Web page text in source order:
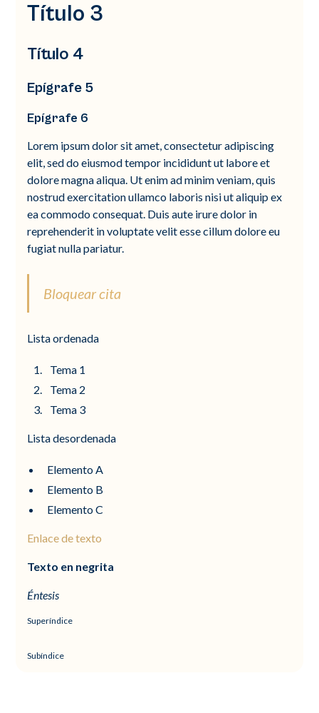
Título 3
Título 4
Epígrafe 5
Epígrafe 6
Lorem ipsum dolor sit amet, consectetur adipiscing
elit, sed do eiusmod tempor incididunt ut labore et
dolore magna aliqua. Ut enim ad minim veniam, quis
nostrud exercitation ullamco laboris nisi ut aliquip ex
ea commodo consequat. Duis aute irure dolor in
reprehenderit in voluptate velit esse cillum dolore eu
fugiat nulla pariatur.
Bloquear cita
Lista ordenada
Tema 1
Tema 2
Tema 3
Lista desordenada
Elemento A
Elemento B
Elemento C
Enlace de texto
Texto en negrita
Éntesis
Superíndice
Subíndice